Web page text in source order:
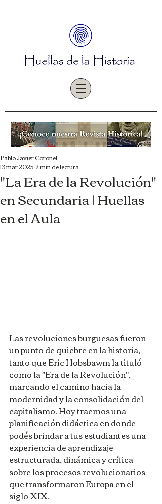
"La Era de la Revolución"
en Secundaria | Huellas
en el Aula
Pablo Javier Coronel
13 mar 20252 min de lectura
Las revoluciones burguesas fueron
un punto de quiebre en la historia,
tanto que Eric Hobsbawm la tituló
como la "Era de la Revolución",
marcando el camino hacia la
modernidad y la consolidación del
capitalismo. Hoy traemos una
planificación didáctica en donde
podés brindar a tus estudiantes una
experiencia de aprendizaje
estructurada, dinámica y crítica
sobre los procesos revolucionarios
que transformaron Europa en el
siglo XIX.